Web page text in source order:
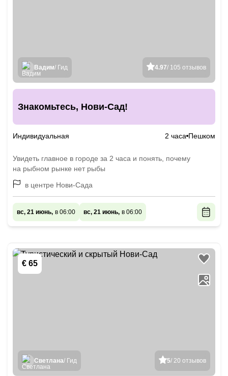
4.97/ 105 отзывов
Вадим/ Гид
Знакомьтесь, Нови-Сад!
Индивидуальная 2 часа Пешком
Увидеть главное в городе за 2 часа и понять, почему
на рыбном рынке нет рыбы
в центре Нови-Сада
вс, 21 июнь, в 06:00 вс, 21 июнь, в 06:00
€ 65
5/ 20 отзывов
Светлана/ Гид